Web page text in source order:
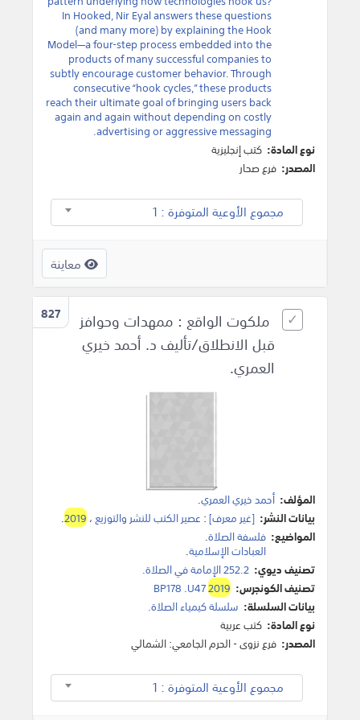
In Hooked, Nir Eyal answers these questions
(and many more) by explaining the Hook
Model—a four-step process embedded into the
products of many successful companies to
subtly encourage customer behavior. Through
consecutive “hook cycles,” these products
reach their ultimate goal of bringing users back
again and again without depending on costly
advertising or aggressive messaging.
نوع المادة: كتب إنجليزية
المصدر: فرع صحار
مجموع الأوعية المتوفرة : 1
معاينة
827
ملكوت الواقع : ممهدات وحوافز
قبل الانطلاق/تأليف د. أحمد خيري
العمري.
المؤلف: أحمد خيري العمري.
بيانات النشر: [غير معرف]: عصير الكتب للنشر والتوزيع،2019
.
المواضيع: فلسفة الصلاة.
العبادات الإسلامية.
تصنيف ديوي: 252.2 الإمامة في الصلاة.
تصنيف الكونجرس:
BP178 .U472019
بيانات السلسلة: سلسلة كيمياء الصلاة.
نوع المادة: كتب عربية
المصدر: فرع نزوى - الحرم الجامعي: الشمالي
مجموع الأوعية المتوفرة : 1